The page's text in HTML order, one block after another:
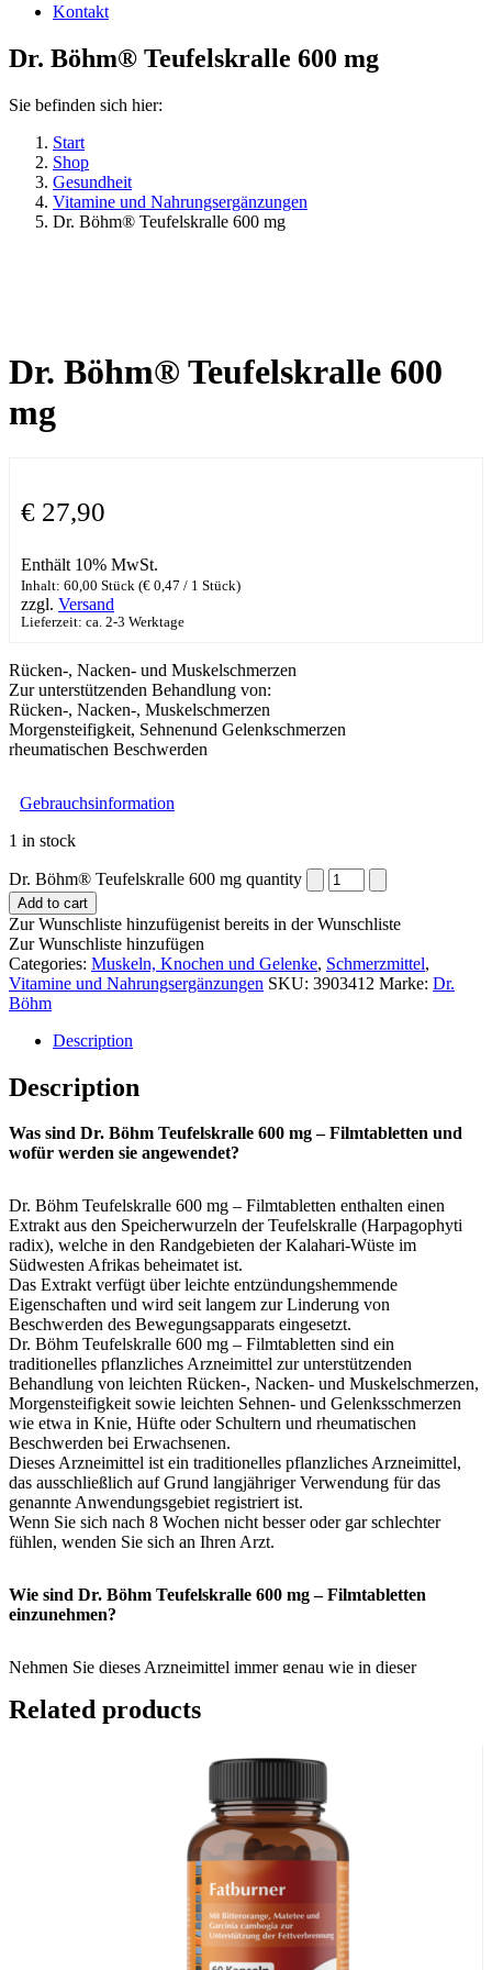
Kontakt
Dr. Böhm® Teufelskralle 600 mg
Sie befinden sich hier:
Start
Shop
Gesundheit
Vitamine und Nahrungsergänzungen
Dr. Böhm® Teufelskralle 600 mg
Dr. Böhm® Teufelskralle 600
mg
€ 27,90
Enthält 10% MwSt.
Inhalt: 60,00 Stück (€ 0,47 / 1 Stück)
zzgl. Versand
Lieferzeit: ca. 2-3 Werktage
Rücken-, Nacken- und Muskelschmerzen
Zur unterstützenden Behandlung von:
Rücken-, Nacken-, Muskelschmerzen
Morgensteifigkeit, Sehnenund Gelenkschmerzen
rheumatischen Beschwerden
Gebrauchsinformation
1 in stock
Dr. Böhm® Teufelskralle 600 mg quantity
Add to cart
Zur Wunschliste hinzufügenist bereits in der Wunschliste
Zur Wunschliste hinzufügen
Categories: Muskeln, Knochen und Gelenke, Schmerzmittel,
Vitamine und Nahrungsergänzungen SKU: 3903412 Marke: Dr.
Böhm
Description
Description
Was sind Dr. Böhm Teufelskralle 600 mg – Filmtabletten und
wofür werden sie angewendet?
Dr. Böhm Teufelskralle 600 mg – Filmtabletten enthalten einen
Extrakt aus den Speicherwurzeln der Teufelskralle (Harpagophyti
radix), welche in den Randgebieten der Kalahari-Wüste im
Südwesten Afrikas beheimatet ist.
Das Extrakt verfügt über leichte entzündungshemmende
Eigenschaften und wird seit langem zur Linderung von
Beschwerden des Bewegungsapparats eingesetzt.
Dr. Böhm Teufelskralle 600 mg – Filmtabletten sind ein
traditionelles pflanzliches Arzneimittel zur unterstützenden
Behandlung von leichten Rücken-, Nacken- und Muskelschmerzen,
Morgensteifigkeit sowie leichten Sehnen- und Gelenksschmerzen
wie etwa in Knie, Hüfte oder Schultern und rheumatischen
Beschwerden bei Erwachsenen.
Dieses Arzneimittel ist ein traditionelles pflanzliches Arzneimittel,
das ausschließlich auf Grund langjähriger Verwendung für das
genannte Anwendungsgebiet registriert ist.
Wenn Sie sich nach 8 Wochen nicht besser oder gar schlechter
fühlen, wenden Sie sich an Ihren Arzt.
Wie sind Dr. Böhm Teufelskralle 600 mg – Filmtabletten
einzunehmen?
Nehmen Sie dieses Arzneimittel immer genau wie in dieser
oder Apotheker getroffenen Absprache ein. Fragen Sie bei Ihrem
Arzt oder Apotheker nach, wenn Sie sich nicht sicher sind.
täglich 2 Filmtabletten (morgens und abends je 1 Filmtablette)
Die Dosis kann auf morgens und abends je 2 Filmtabletten erhöht
Kinder und Jugendliche unter 18 Jahren:
Da keine ausreichenden Daten vorliegen, kann die Anwendung bei
Related products